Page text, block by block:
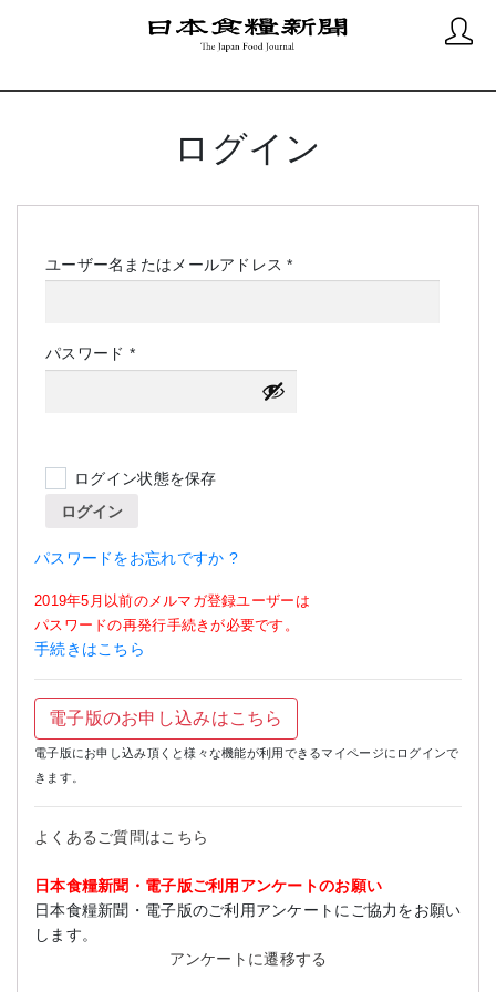
ログイン
ユーザー名またはメールアドレス*必
パスワード *必
須
ログイン状態を保存
ログイン
パスワードをお忘れですか ?
2019年5月以前のメルマガ登録ユーザーは
パスワードの再発行手続きが必要です。
手続きはこちら
電子版のお申し込みはこちら
電子版にお申し込み頂くと様々な機能が利用できるマイページにログインで
きます。
よくあるご質問はこちら
日本食糧新聞・電子版ご利用アンケートのお願い
日本食糧新聞・電子版のご利用アンケートにご協力をお願い
します。
アンケートに遷移する